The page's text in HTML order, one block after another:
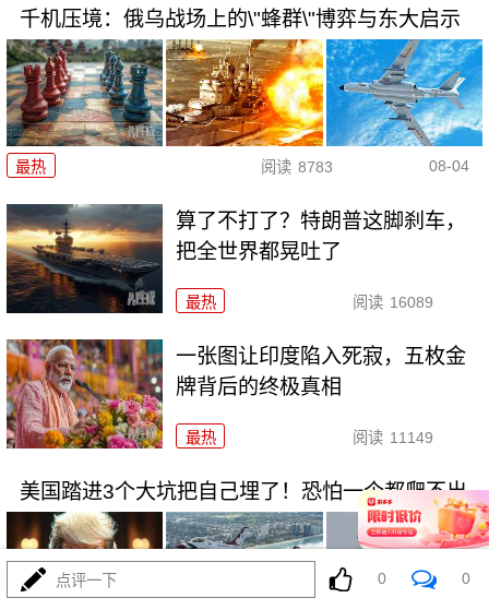
千机压境：俄乌战场上的\"蜂群\"博弈与东大启示
最热 阅读 8783 08-04
算了不打了？特朗普这脚刹车，
把全世界都晃吐了
最热 阅读 16089
一张图让印度陷入死寂，五枚金
牌背后的终极真相
最热 阅读 11149
美国踏进3个大坑把自己埋了！恐怕一个都爬不出
点评一下 0 0